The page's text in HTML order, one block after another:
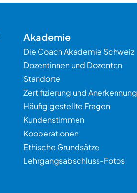
Akademie
Die Coach Akademie Schweiz
Dozentinnen und Dozenten
Standorte
Zertifizierung und Anerkennung
Häufig gestellte Fragen
Kundenstimmen
Kooperationen
Ethische Grundsätze
Lehrgangsabschluss-Fotos